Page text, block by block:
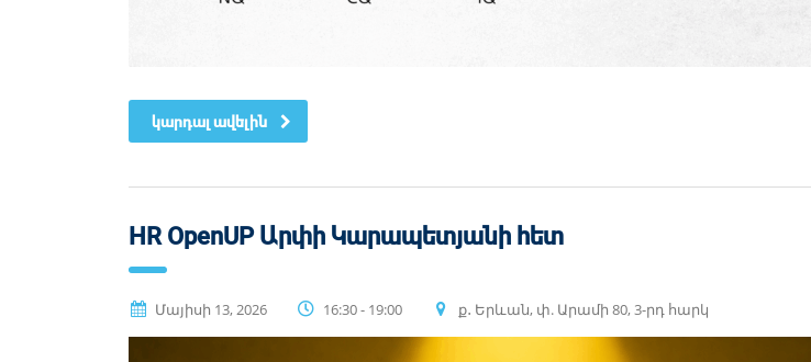
կարդալ ավելին
HR OpenUP Արփի Կարապետյանի հետ
Մայիսի 13, 2026 16:30 - 19:00 ք․ Երևան, փ. Արամի 80, 3-րդ հարկ